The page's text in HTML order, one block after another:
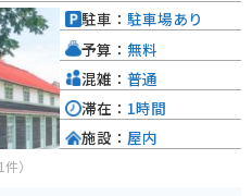
）
駐車： 駐車場あり
予算： 無料
混雑： 普通
滞在： 1時間
施設： 屋内